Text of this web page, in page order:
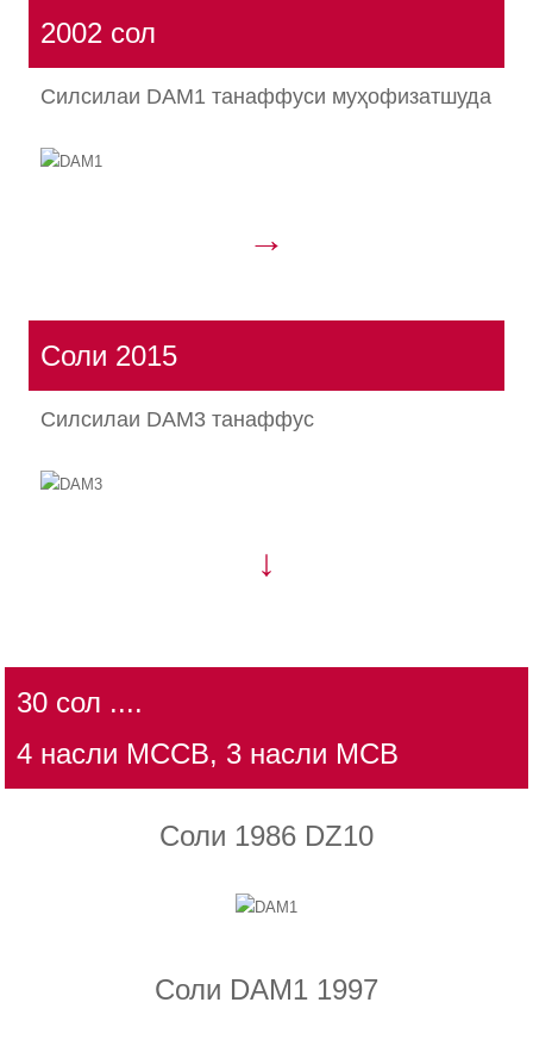
2002 сол
Силсилаи DAM1 танаффуси муҳофизатшуда
→
Соли 2015
Силсилаи DAM3 танаффус
↓
30 сол ....
4 насли MCCB, 3 насли MCB
Соли 1986 DZ10
Соли DAM1 1997